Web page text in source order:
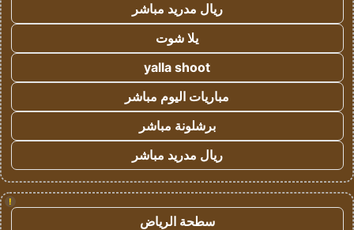
ريال مدريد مباشر
يلا شوت
yalla shoot
مباريات اليوم مباشر
برشلونة مباشر
ريال مدريد مباشر
!
سطحة الرياض